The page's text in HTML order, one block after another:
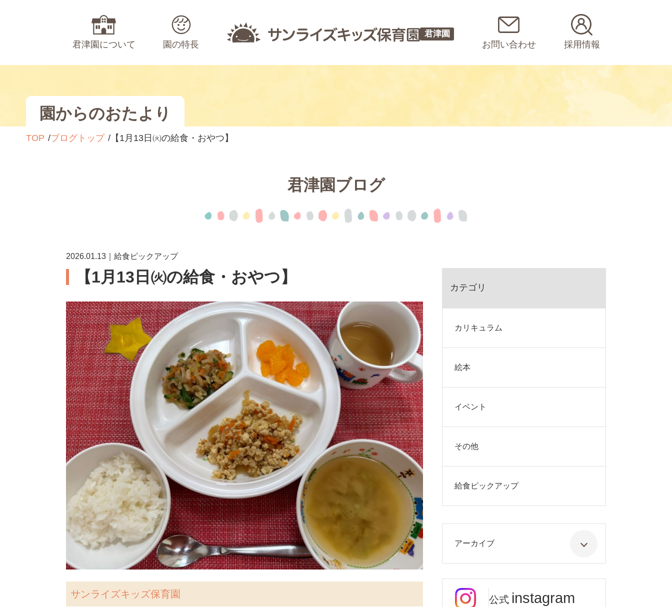
君津園について 園の特長
君津園
お問い合わせ 採用情報
園からのおたより
TOP ブログトップ 【1月13日㈫の給食・おやつ】
君津園ブログ
2026.01.13｜給食ピックアップ
【1月13日㈫の給食・おやつ】
サンライズキッズ保育園
カテゴリ
カリキュラム
絵本
イベント
その他
給食ピックアップ
アーカイブ
公式 instagram